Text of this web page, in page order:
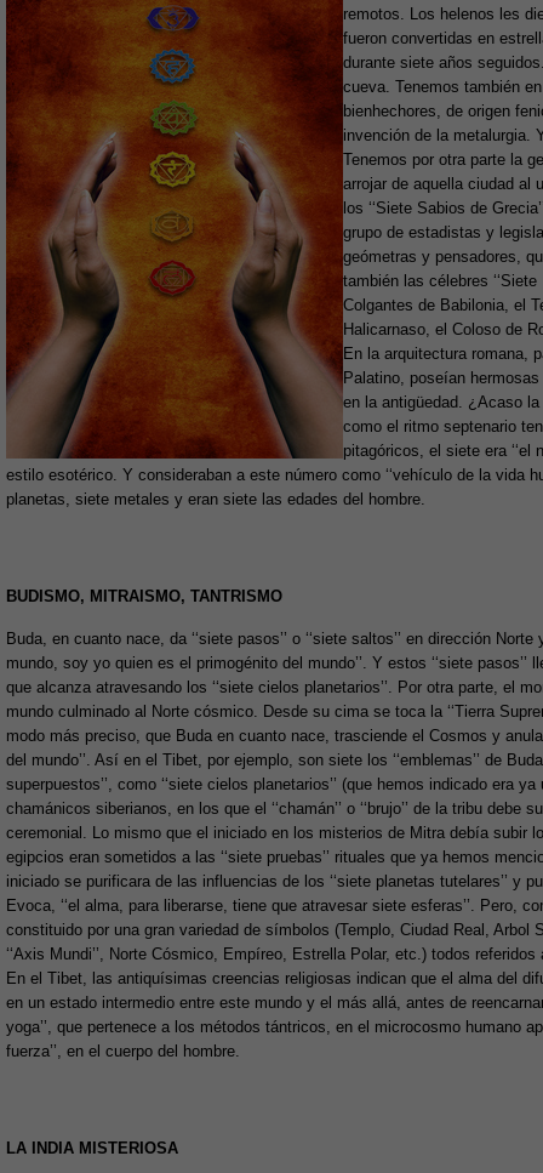
remotos. Los helenos les
fueron convertidas en
durante siete años
cueva. Tenemos también
bienhechores, de origen
invención de la metalurgia.
Tenemos por otra parte la
arrojar de aquella ciudad al
los ‘‘Siete Sabios de
grupo de estadistas y
geómetras y pensadores,
también las célebres
Colgantes de Babilonia, el
Halicarnaso, el Coloso de
En la arquitectura romana,
Palatino, poseían
en la antigüedad. ¿Acaso
como el ritmo septenario
pitagóricos, el siete era
estilo esotérico. Y consideraban a este número como ‘‘vehículo de la vida
planetas, siete metales y eran siete las edades del hombre.
BUDISMO, MITRAISMO, TANTRISMO
Buda, en cuanto nace, da ‘‘siete pasos’’ o ‘‘siete saltos’’ en dirección
mundo, soy yo quien es el primogénito del mundo’’. Y estos ‘‘siete
que alcanza atravesando los ‘‘siete cielos planetarios’’. Por otra parte, el
mundo culminado al Norte cósmico. Desde su cima se toca la ‘‘Tierra
modo más preciso, que Buda en cuanto nace, trasciende el Cosmos y
del mundo’’. Así en el Tibet, por ejemplo, son siete los ‘‘emblemas’’ de
superpuestos’’, como ‘‘siete cielos planetarios’’ (que hemos indicado
chamánicos siberianos, en los que el ‘‘chamán’’ o ‘‘brujo’’ de la tribu
ceremonial. Lo mismo que el iniciado en los misterios de Mitra debía subir
egipcios eran sometidos a las ‘‘siete pruebas’’ rituales que ya hemos
iniciado se purificara de las influencias de los ‘‘siete planetas tutelares’’
Evoca, ‘‘el alma, para liberarse, tiene que atravesar siete esferas’’. Pero,
constituido por una gran variedad de símbolos (Templo, Ciudad Real,
‘‘Axis Mundi’’, Norte Cósmico, Empíreo, Estrella Polar, etc.) todos referidos
En el Tibet, las antiquísimas creencias religiosas indican que el alma del
en un estado intermedio entre este mundo y el más allá, antes de
yoga’’, que pertenece a los métodos tántricos, en el microcosmo humano
fuerza’’, en el cuerpo del hombre.
LA INDIA MISTERIOSA